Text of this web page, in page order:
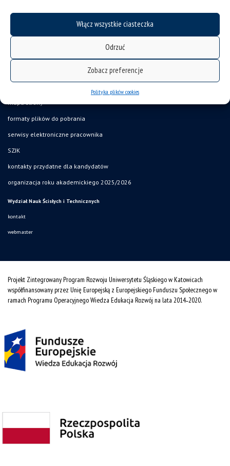
Włącz wszystkie ciasteczka
Odrzuć
Zobacz preferencje
Polityka plików cookies
mapa strony
formaty plików do pobrania
serwisy elektroniczne pracownika
SZJK
kontakty przydatne dla kandydatów
organizacja roku akademickiego 2025/2026
Wydział Nauk Ścisłych i Technicznych
kontakt
webmaster
Projekt Zintegrowany Program Rozwoju Uniwersytetu Śląskiego w Katowicach
współfinansowany przez Unię Europejską z Europejskiego Funduszu Społecznego w
ramach Programu Operacyjnego Wiedza Edukacja Rozwój na lata 2014˗2020.